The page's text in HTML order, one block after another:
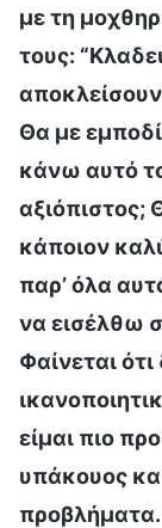
με τη
τους:
Θα με
κάνω αυτό
αξιόπιστος;
κάποιον
παρ’ όλα
να εισέλθω
Φαίνεται
είμαι πιο
υπάκουος